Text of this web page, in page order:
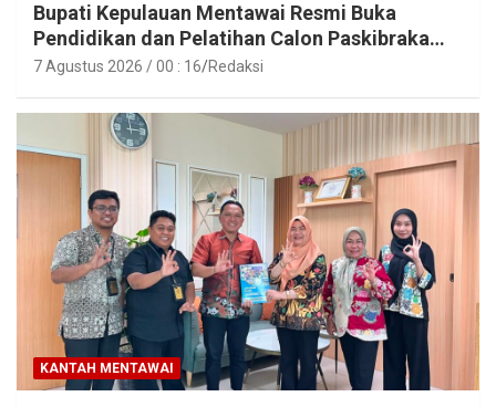
Bupati Kepulauan Mentawai Resmi Buka
Pendidikan dan Pelatihan Calon Paskibraka
Tahun 2026
7 Agustus 2026 / 00 : 16 Redaksi
KANTAH MENTAWAI